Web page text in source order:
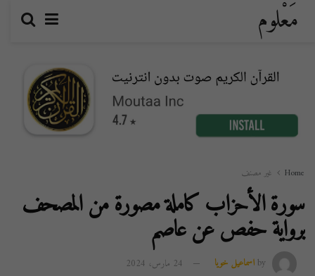
مَعْلوم
Home غير مصنف
سورة الأحزاب كاملة مصورة من المصحف
برواية حفص عن عاصم
by اسماعيل خويا 24 مارس، 2024